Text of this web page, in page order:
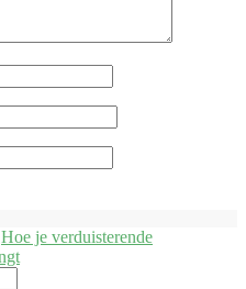
Hoe je verduisterende